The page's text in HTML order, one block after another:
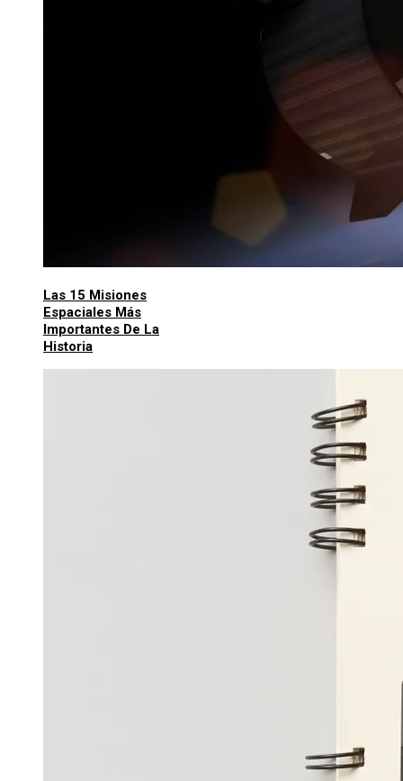
Las 15 Misiones
Espaciales Más
Importantes De La
Historia